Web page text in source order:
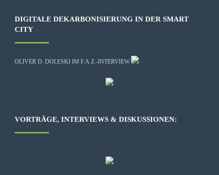
DIGITALE DEKARBONISIERUNG IN DER SMART
CITY
OLIVER D. DOLESKI IM F.A.Z.-INTERVIEW
VORTRÄGE, INTERVIEWS & DISKUSSIONEN: